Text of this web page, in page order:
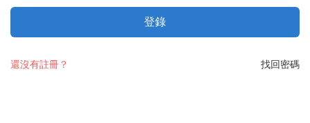
登錄
找回密碼
還沒有註冊？